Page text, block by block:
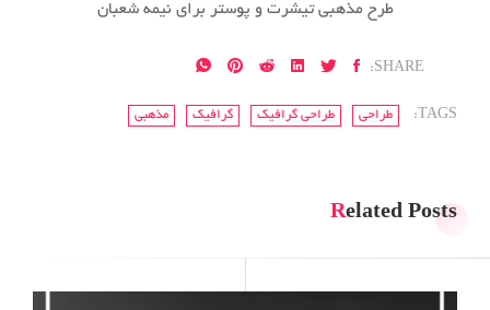
طرح مذهبی تیشرت و پوستر برای نیمه شعبان
SHARE:
TAGS: طراحی طراحی گرافیک گرافیک مذهبی
Related Posts